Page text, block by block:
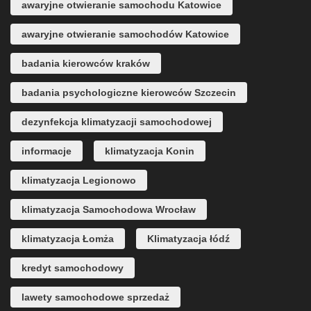
awaryjne otwieranie samochodu Katowice
awaryjne otwieranie samochodów Katowice
badania kierowców kraków
badania psychologiczne kierowców Szczecin
dezynfekcja klimatyzacji samochodowej
informacje klimatyzacja Konin
klimatyzacja Legionowo
klimatyzacja Samochodowa Wrocław
klimatyzacja Łomża Klimatyzacja łódź
kredyt samochodowy
lawety samochodowe sprzedaż